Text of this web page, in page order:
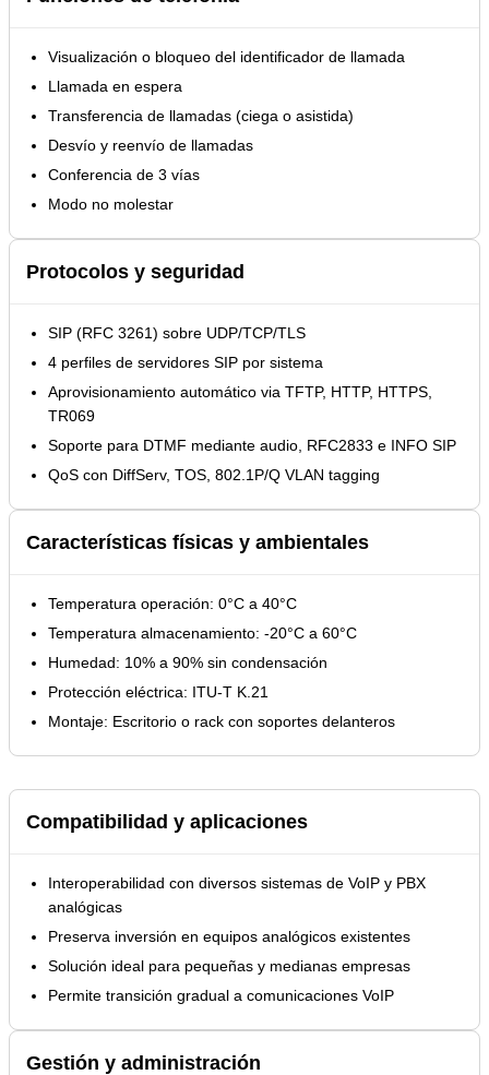
Visualización o bloqueo del identificador de llamada
Llamada en espera
Transferencia de llamadas (ciega o asistida)
Desvío y reenvío de llamadas
Conferencia de 3 vías
Modo no molestar
Protocolos y seguridad
SIP (RFC 3261) sobre UDP/TCP/TLS
4 perfiles de servidores SIP por sistema
Aprovisionamiento automático via TFTP, HTTP, HTTPS,
TR069
Soporte para DTMF mediante audio, RFC2833 e INFO SIP
QoS con DiffServ, TOS, 802.1P/Q VLAN tagging
Características físicas y ambientales
Temperatura operación: 0°C a 40°C
Temperatura almacenamiento: -20°C a 60°C
Humedad: 10% a 90% sin condensación
Protección eléctrica: ITU-T K.21
Montaje: Escritorio o rack con soportes delanteros
Compatibilidad y aplicaciones
Interoperabilidad con diversos sistemas de VoIP y PBX
analógicas
Preserva inversión en equipos analógicos existentes
Solución ideal para pequeñas y medianas empresas
Permite transición gradual a comunicaciones VoIP
Gestión y administración